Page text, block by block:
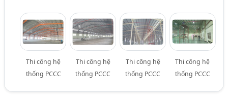
Thi công hệ
thống PCCC
Thi công hệ
thống PCCC
Thi công hệ
thống PCCC
Thi công hệ
thống PCCC